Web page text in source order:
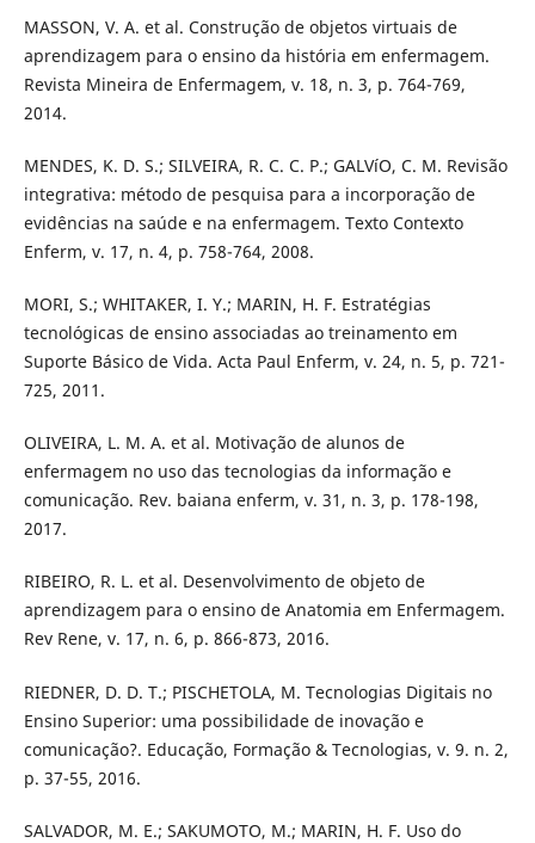
MASSON, V. A. et al. Construção de objetos virtuais de
aprendizagem para o ensino da história em enfermagem.
Revista Mineira de Enfermagem, v. 18, n. 3, p. 764-769,
2014.
MENDES, K. D. S.; SILVEIRA, R. C. C. P.; GALVíO, C. M. Revisão
integrativa: método de pesquisa para a incorporação de
evidências na saúde e na enfermagem. Texto Contexto
Enferm, v. 17, n. 4, p. 758-764, 2008.
MORI, S.; WHITAKER, I. Y.; MARIN, H. F. Estratégias
tecnológicas de ensino associadas ao treinamento em
Suporte Básico de Vida. Acta Paul Enferm, v. 24, n. 5, p. 721-
725, 2011.
OLIVEIRA, L. M. A. et al. Motivação de alunos de
enfermagem no uso das tecnologias da informação e
comunicação. Rev. baiana enferm, v. 31, n. 3, p. 178-198,
2017.
RIBEIRO, R. L. et al. Desenvolvimento de objeto de
aprendizagem para o ensino de Anatomia em Enfermagem.
Rev Rene, v. 17, n. 6, p. 866-873, 2016.
RIEDNER, D. D. T.; PISCHETOLA, M. Tecnologias Digitais no
Ensino Superior: uma possibilidade de inovação e
comunicação?. Educação, Formação & Tecnologias, v. 9. n. 2,
p. 37-55, 2016.
SALVADOR, M. E.; SAKUMOTO, M.; MARIN, H. F. Uso do